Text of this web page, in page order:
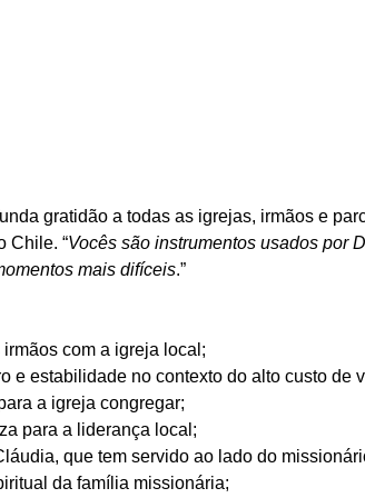
gratidão a todas as igrejas, irmãos e
Chile. “Vocês são instrumentos usados por
mais difíceis.”
irmãos com a igreja local;
e estabilidade no contexto do alto custo de
para a igreja congregar;
para a liderança local;
e Cláudia, que tem servido ao lado do
da família missionária;